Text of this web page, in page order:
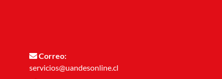
Correo:
servicios@uandesonline.cl